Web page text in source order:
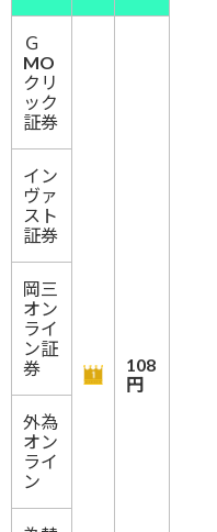
Ｇ
MO
クリ
ック
証券
108
円
イン
ヴァ
スト
証券
岡三
オン
ライ
ン証
券
外為
オン
ライ
ン